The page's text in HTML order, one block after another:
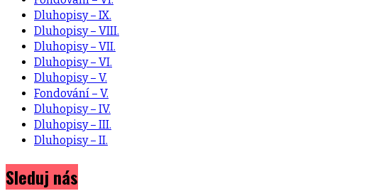
Dluhopisy – IX.
Dluhopisy – VIII.
Dluhopisy – VII.
Dluhopisy – VI.
Dluhopisy – V.
Fondování – V.
Dluhopisy – IV.
Dluhopisy – III.
Dluhopisy – II.
Sleduj nás